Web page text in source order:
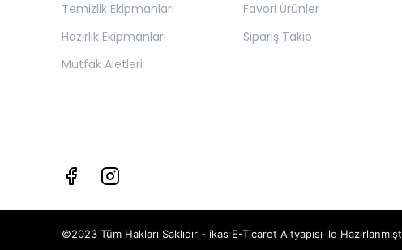
Temizlik Ekipmanları
Hazırlık Ekipmanları
Mutfak Aletleri
Favori Ürünler
Sipariş Takip
©2023 Tüm Hakları Saklıdır - ikas E-Ticaret Altyapısı ile